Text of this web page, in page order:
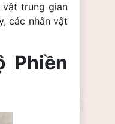
vật trung gian
các nhân vật
Phiền